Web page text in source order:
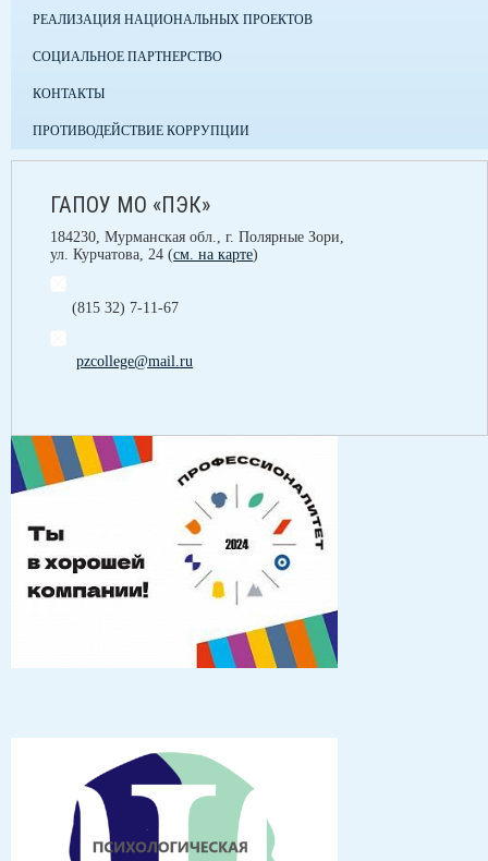
РЕАЛИЗАЦИЯ НАЦИОНАЛЬНЫХ ПРОЕКТОВ
СОЦИАЛЬНОЕ ПАРТНЕРСТВО
КОНТАКТЫ
ПРОТИВОДЕЙСТВИЕ КОРРУПЦИИ
ГАПОУ МО «ПЭК»
184230, Мурманская обл., г. Полярные Зори,
ул. Курчатова, 24 (см. на карте)
(815 32) 7-11-67
pzcollege@mail.ru